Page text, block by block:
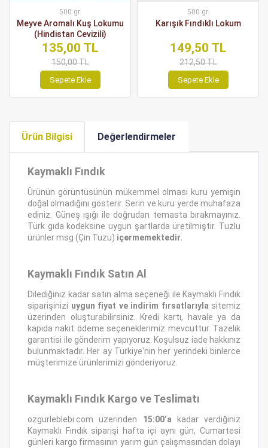
500 gr.
Meyve Aromalı Kuş Lokumu
(Hindistan Cevizili)
135,00 TL
150,00 TL
Sepete Ekle
500 gr.
Karışık Fındıklı Lokum
149,50 TL
212,50 TL
Sepete Ekle
Ürün Bilgisi Değerlendirmeler
Kaymaklı Fındık
Ürünün görüntüsünün mükemmel olması kuru yemişin
doğal olmadığını gösterir. Serin ve kuru yerde muhafaza
ediniz. Güneş ışığı ile doğrudan temasta bırakmayınız.
Türk gıda kodeksine uygun şartlarda üretilmiştir. Tuzlu
ürünler msg (Çin Tuzu) içermemektedir.
Kaymaklı Fındık Satın Al
Dilediğiniz kadar satın alma seçeneği ile Kaymaklı Fındık
siparişinizi uygun fiyat ve indirim fırsatlarıyla sitemiz
üzerinden oluşturabilirsiniz. Kredi kartı, havale ya da
kapıda nakit ödeme seçeneklerimiz mevcuttur. Tazelik
garantisi ile gönderim yapıyoruz. Koşulsuz iade hakkınız
bulunmaktadır. Her ay Türkiye'nin her yerindeki binlerce
müşterimize ürünlerimizi gönderiyoruz.
Kaymaklı Fındık Kargo ve Teslimatı
ozgurleblebi.com üzerinden 15:00’a kadar verdiğiniz
Kaymaklı Fındık siparişi hafta içi aynı gün, Cumartesi
günleri kargo firmasının yarım gün çalışmasından dolayı